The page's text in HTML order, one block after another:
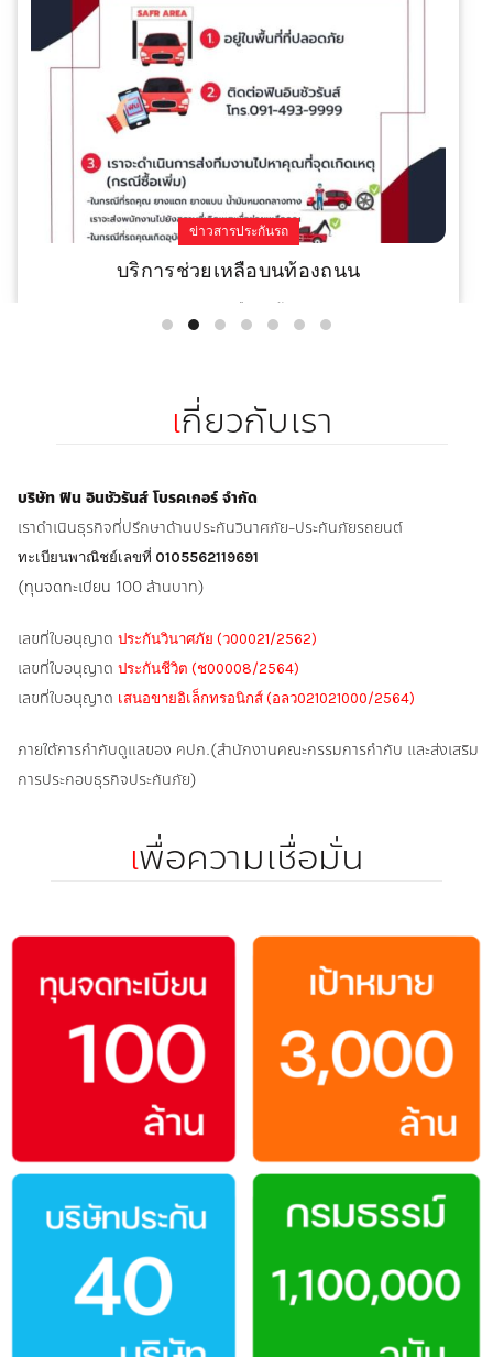
ข่าวสารประกันรถ
บริการช่วยเหลือบนท้องถนน
เกี่ยวกับเรา
บริษัท ฟิน อินชัวรันส์ โบรคเกอร์ จำกัด
เราดำเนินธุรกิจที่ปรึกษาด้านประกันวินาศภัย-ประกันภัยรถยนต์
ทะเบียนพาณิชย์เลขที่ 0105562119691
(ทุนจดทะเบียน 100 ล้านบาท)
เลขที่ใบอนุญาต ประกันวินาศภัย (ว00021/2562)
เลขที่ใบอนุญาต ประกันชีวิต (ช00008/2564)
เลขที่ใบอนุญาต เสนอขายอิเล็กทรอนิกส์ (อลว021021000/2564)
ภายใต้การกำกับดูแลของ คปภ.(สำนักงานคณะกรรมการกำกับ และส่งเสริม
การประกอบธุรกิจประกันภัย)
เพื่อความเชื่อมั่น